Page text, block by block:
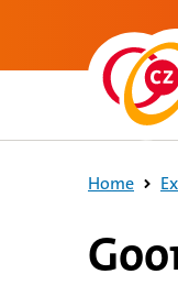
de inhoud
Home
9,1 op